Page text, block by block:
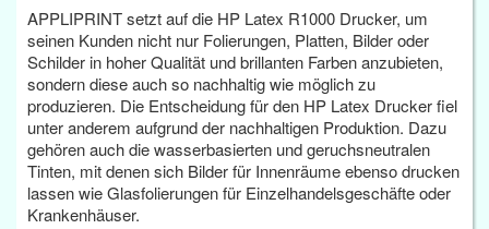
APPLIPRINT setzt auf die HP Latex R1000 Drucker, um
seinen Kunden nicht nur Folierungen, Platten, Bilder oder
Schilder in hoher Qualität und brillanten Farben anzubieten,
sondern diese auch so nachhaltig wie möglich zu
produzieren. Die Entscheidung für den HP Latex Drucker fiel
unter anderem aufgrund der nachhaltigen Produktion. Dazu
gehören auch die wasserbasierten und geruchsneutralen
Tinten, mit denen sich Bilder für Innenräume ebenso drucken
lassen wie Glasfolierungen für Einzelhandelsgeschäfte oder
Krankenhäuser.